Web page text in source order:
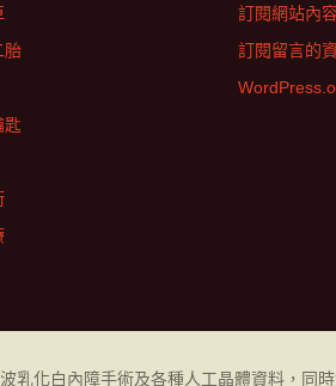
胎
匙
訂閱網站內
訂閱留言的
乳化白內障手術及各種人工晶體資料，同